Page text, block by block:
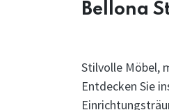
Bellona
Stilvolle Möbel,
Entdecken Sie